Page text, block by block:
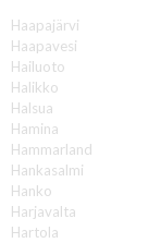
Haapajärvi
Haapavesi
Hailuoto
Halikko
Halsua
Hamina
Hammarland
Hankasalmi
Hanko
Harjavalta
Hartola